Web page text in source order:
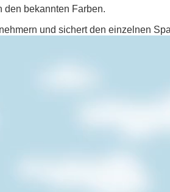
den bekannten Farben.
und sichert den einzelnen